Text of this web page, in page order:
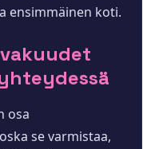
ensimmäinen koti.
osa
se varmistaa,